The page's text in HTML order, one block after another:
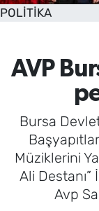
POLİTİKA
AVP
Bursa
Müziklerini
Ali
Avp